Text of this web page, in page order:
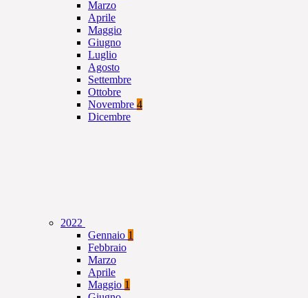
Marzo
Aprile
Maggio
Giugno
Luglio
Agosto
Settembre
Ottobre
Novembre 4
Dicembre
2022
Gennaio 1
Febbraio
Marzo
Aprile
Maggio 1